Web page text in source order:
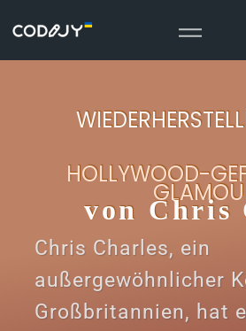
HOLLYWOOD-
von Chris
Chris Charles, ein
außergewöhnlicher
Großbritannien, hat